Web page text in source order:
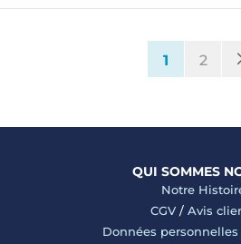
1 (current)
2
QUI SOMMES
Notre
CGV/ Avis
Données personnelles